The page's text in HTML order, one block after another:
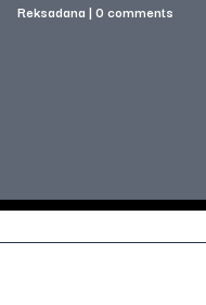
Reksadana | 0 comments